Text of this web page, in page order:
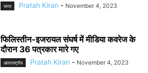
भारत Pratah Kiran - November 4, 2023
फिलिस्तीन-इजरायल संघर्ष में मीडिया कवरेज के
दौरान 36 पत्रकार मारे गए
अंतरराष्ट्रीय Pratah Kiran - November 4, 2023